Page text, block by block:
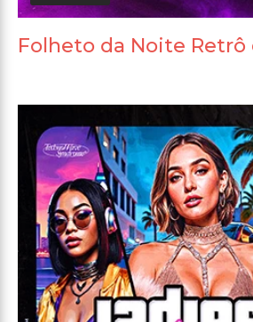
Folheto da Noite Retrô